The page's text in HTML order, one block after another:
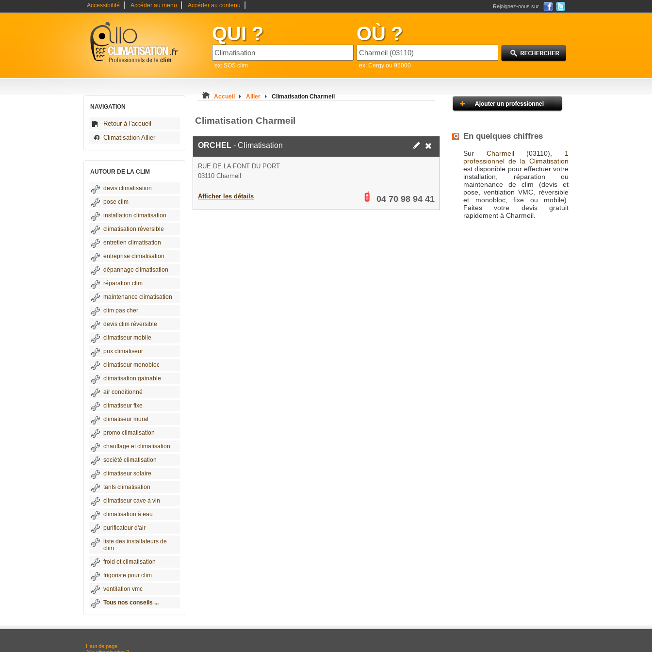
Accessibilité Accéder au menu Accéder au contenu Rejoignez-nous sur
QUI ?
ex: SOS clim
OÙ ?
ex: Cergy ou 95000
NAVIGATION
Retour à l'accueil
Climatisation Allier
AUTOUR DE LA CLIM
devis climatisation
pose clim
installation climatisation
climatisation réversible
entretien climatisation
entreprise climatisation
dépannage climatisation
réparation clim
maintenance climatisation
clim pas cher
devis clim réversible
climatiseur mobile
prix climatiseur
climatiseur monobloc
climatisation gainable
air conditionné
climatiseur fixe
climatiseur mural
promo climatisation
chauffage et climatisation
société climatisation
climatiseur solaire
tarifs climatisation
climatiseur cave à vin
climatisation à eau
purificateur d'air
liste des installateurs de
clim
froid et climatisation
frigoriste pour clim
ventilation vmc
Tous nos conseils ...
Accueil Allier Climatisation Charmeil
Climatisation Charmeil
ORCHEL - Climatisation
RUE DE LA FONT DU PORT
03110 Charmeil
Afficher les détails 04 70 98 94 41
En quelques chiffres
Sur Charmeil(03110), 1
professionnel de la Climatisation
est disponible pour effectuer votre
installation, réparation ou
maintenance de clim (devis et
pose, ventilation VMC, réversible
et monobloc, fixe ou mobile).
Faites votre devis gratuit
rapidement à Charmeil.
Haut de page